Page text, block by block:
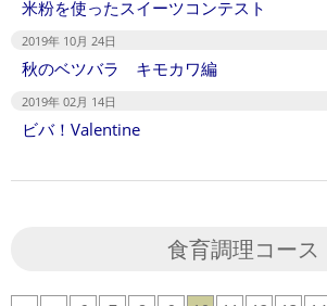
米粉を使ったスイーツコンテスト
2019年 10月 24日
秋のベツバラ キモカワ編
2019年 02月 14日
ビバ！Valentine
食育調理コース